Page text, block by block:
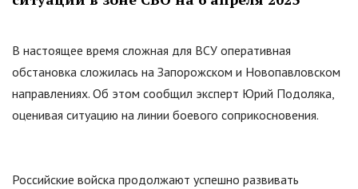
В настоящее время сложная для ВСУ оперативная
обстановка сложилась на Запорожском и Новопавловском
направлениях. Об этом сообщил эксперт Юрий Подоляка,
оценивая ситуацию на линии боевого соприкосновения.
Российские войска продолжают успешно развивать